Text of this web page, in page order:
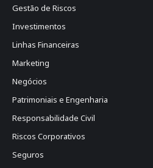
Gestão de Riscos
Investimentos
Linhas Financeiras
Marketing
Negócios
Patrimoniais e Engenharia
Responsabilidade Civil
Riscos Corporativos
Seguros